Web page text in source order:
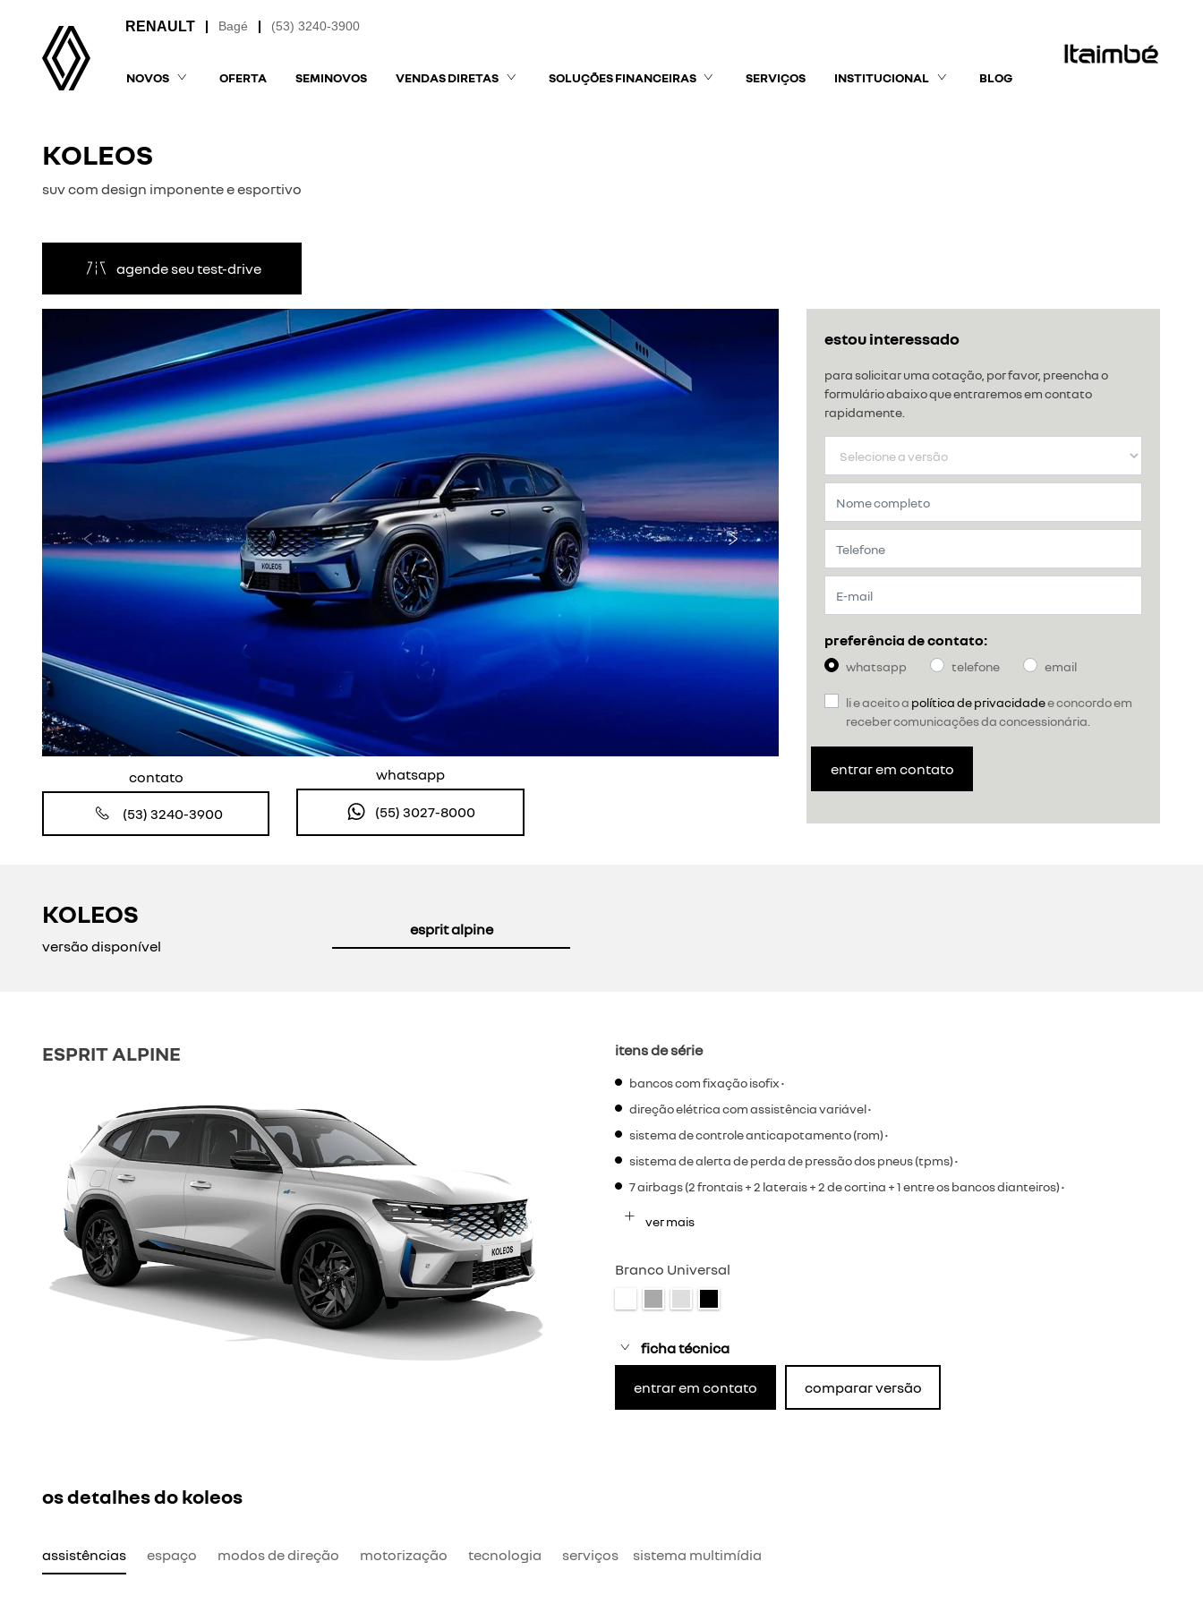
(53) 3240-3900
Bagé
NOVOS OFERTA SEMINOVOS VENDAS DIRETAS SOLUÇÕES FINANCEIRAS SERVIÇOS INSTITUCIONAL BLOG
KOLEOS
suv com design imponente e esportivo
agende seu test-drive
estou interessado
para solicitar uma cotação, por favor, preencha o
formulário abaixo que entraremos em contato
rapidamente.
preferência de contato:
whatsapp telefone email
li e aceito a política de privacidadee concordo em
receber comunicações da concessionária.
entrar em contato
Anterior Próximo
contato
(53) 3240-3900
whatsapp
(55) 3027-8000
KOLEOS
versão disponível
esprit alpine
ESPRIT ALPINE itens de série
bancos com fixação isofix •
direção elétrica com assistência variável •
sistema de controle anticapotamento (rom) •
sistema de alerta de perda de pressão dos pneus (tpms) •
7 airbags (2 frontais + 2 laterais + 2 de cortina + 1 entre os bancos dianteiros) •
ver mais
Branco Universal
ficha técnica
entrar em contato comparar versão
os detalhes do koleos
assistências espaço modos de direção motorização tecnologia serviços sistema multimídia